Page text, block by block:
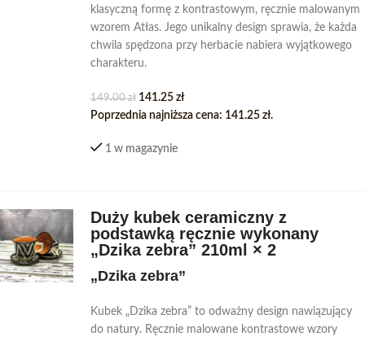
klasyczną formę z kontrastowym, ręcznie malowanym
wzorem Atłas. Jego unikalny design sprawia, że każda
chwila spędzona przy herbacie nabiera wyjątkowego
charakteru.
149.00zł 141.25 zł
Poprzednia najniższa cena: 141.25 zł.
1 w magazynie
Duży kubek ceramiczny z
podstawką ręcznie wykonany
„Dzika zebra” 210ml × 2
„Dzika zebra”
Kubek „Dzika zebra” to odważny design nawiązujący
do natury. Ręcznie malowane kontrastowe wzory